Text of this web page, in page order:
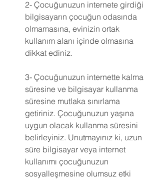
2- Çocuğunuzun internete girdiği
bilgisayarın çocuğun odasında
olmamasına, evinizin ortak
kullanım alanı içinde olmasına
dikkat ediniz.
3- Çocuğunuzun internette kalma
süresine ve bilgisayar kullanma
süresine mutlaka sınırlama
getiriniz. Çocuğunuzun yaşına
uygun olacak kullanma süresini
belirleyiniz. Unutmayınız ki, uzun
süre bilgisayar veya internet
kullanımı çocuğunuzun
sosyalleşmesine olumsuz etki